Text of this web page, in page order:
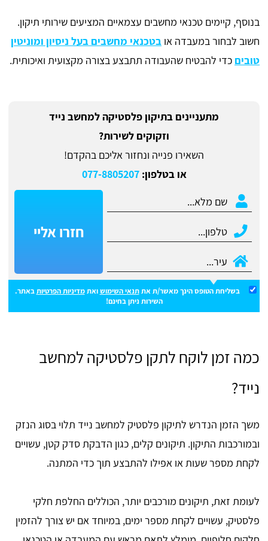
בנוסף, קיימים טכנאי מחשבים עצמאיים המציעים שירותי תיקון.
חשוב לבחור במעבדה או בטכנאי מחשבים בעל ניסיון ומוניטין
טובים כדי להבטיח שהעבודה תתבצע בצורה מקצועית ואיכותית.
מתעניינים בתיקון פלסטיקה למחשב נייד
וזקוקים לשירות?
השאירו פנייה ונחזור אליכם בהקדם!
או בטלפון:077-8805207
חזרו אליי
בשליחת הטופס הינך מאשר/ת אתתנאי השימושואתמדיניות הפרטיותבאתר.
השירות ניתן בחינם!
כמה זמן לוקח לתקן פלסטיקה למחשב
נייד?
משך הזמן הנדרש לתיקון פלסטיק למחשב נייד תלוי בסוג הנזק
ובמורכבות התיקון. תיקונים קלים, כגון הדבקת סדק קטן, עשויים
לקחת מספר שעות או אפילו להתבצע תוך כדי המתנה.
לעומת זאת, תיקונים מורכבים יותר, הכוללים החלפת חלקי
פלסטיק, עשויים לקחת מספר ימים, במיוחד אם יש צורך להזמין